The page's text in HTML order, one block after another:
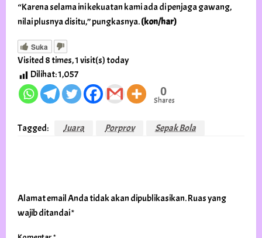
“Karena selama ini kekuatan kami ada di penjaga gawang,
nilai plusnya disitu,” pungkasnya.(kon/har)
Suka
Visited 8 times, 1 visit(s) today
Dilihat:1,057
0
Shares
Tagged: Juara Porprov Sepak Bola
Alamat email Anda tidak akan dipublikasikan.Ruas yang
wajib ditandai*